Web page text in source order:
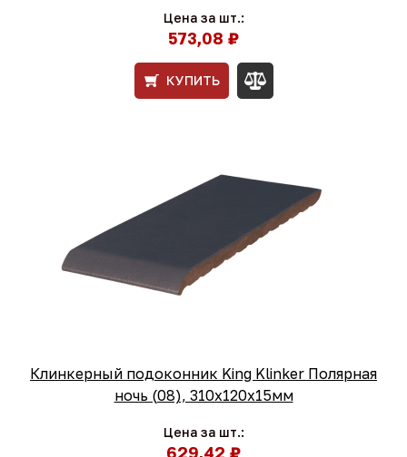
Цена за шт.:
573,08 ₽
КУПИТЬ
Клинкерный подоконник King Klinker Полярная
ночь (08), 310х120х15мм
Цена за шт.:
629,42 ₽